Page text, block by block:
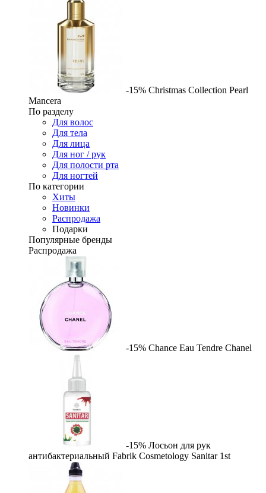
-15% Christmas Collection Pearl
Mancera
По разделу
Для волос
Для тела
Для лица
Для ног / рук
Для полости рта
Для ногтей
По категории
Хиты
Новинки
Распродажа
Подарки
Популярные бренды
Распродажа
-15% Chance Eau Tendre Chanel
-15% Лосьон для рук
антибактериальный Fabrik Cosmetology Sanitar 1st